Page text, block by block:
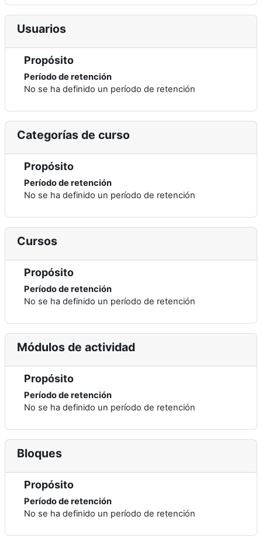
Usuarios
Propósito
Período de retención
No se ha definido un período de retención
Categorías de curso
Propósito
Período de retención
No se ha definido un período de retención
Cursos
Propósito
Período de retención
No se ha definido un período de retención
Módulos de actividad
Propósito
Período de retención
No se ha definido un período de retención
Bloques
Propósito
Período de retención
No se ha definido un período de retención